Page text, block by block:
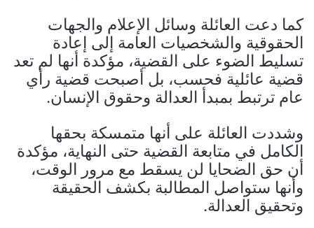
كما دعت العائلة وسائل الإعلام والجهات
الحقوقية والشخصيات العامة إلى إعادة
تسليط الضوء على القضية، مؤكدة أنها لم تعد
قضية عائلية فحسب، بل أصبحت قضية رأي
عام ترتبط بمبدأ العدالة وحقوق الإنسان.
وشددت العائلة على أنها متمسكة بحقها
الكامل في متابعة القضية حتى النهاية، مؤكدة
أن حق الضحايا لن يسقط مع مرور الوقت،
وأنها ستواصل المطالبة بكشف الحقيقة
وتحقيق العدالة.